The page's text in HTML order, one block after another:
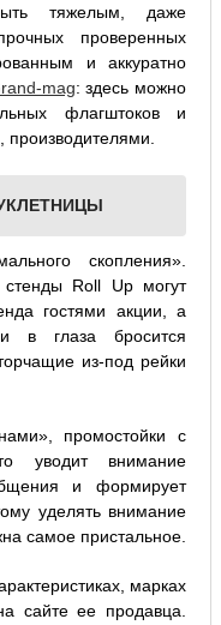
тяжелым, даже
проверенных
и аккуратно
mag: здесь можно
флагштоков и
производителями.
скопления».
стенды Roll Up могут
гостями акции, а
в глаза бросится
из-под рейки
промостойки с
уводит внимание
и формирует
уделять внимание
самое пристальное.
марках
сайте ее продавца.